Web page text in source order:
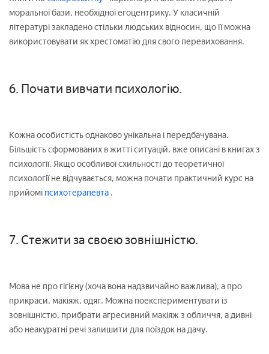
моральної бази, необхідної егоцентрику. У класичній
літературі закладено стільки людських відносин, що її можна
використовувати як хрестоматію для свого перевиховання.
6. Почати вивчати психологію.
Кожна особистість однаково унікальна і передбачувана.
Більшість сформованих в житті ситуацій, вже описані в книгах з
психології. Якщо особливої схильності до теоретичної
психології не відчувається, можна почати практичний курс на
прийомі психотерапевта .
7. Стежити за своєю зовнішністю.
Мова не про гігієну (хоча вона надзвичайно важлива), а про
прикраси, макіяж, одяг. Можна поекспериментувати із
зовнішністю, прибрати агресивний макіяж з обличчя, а дивні
або неакуратні речі залишити для поїздок на дачу.